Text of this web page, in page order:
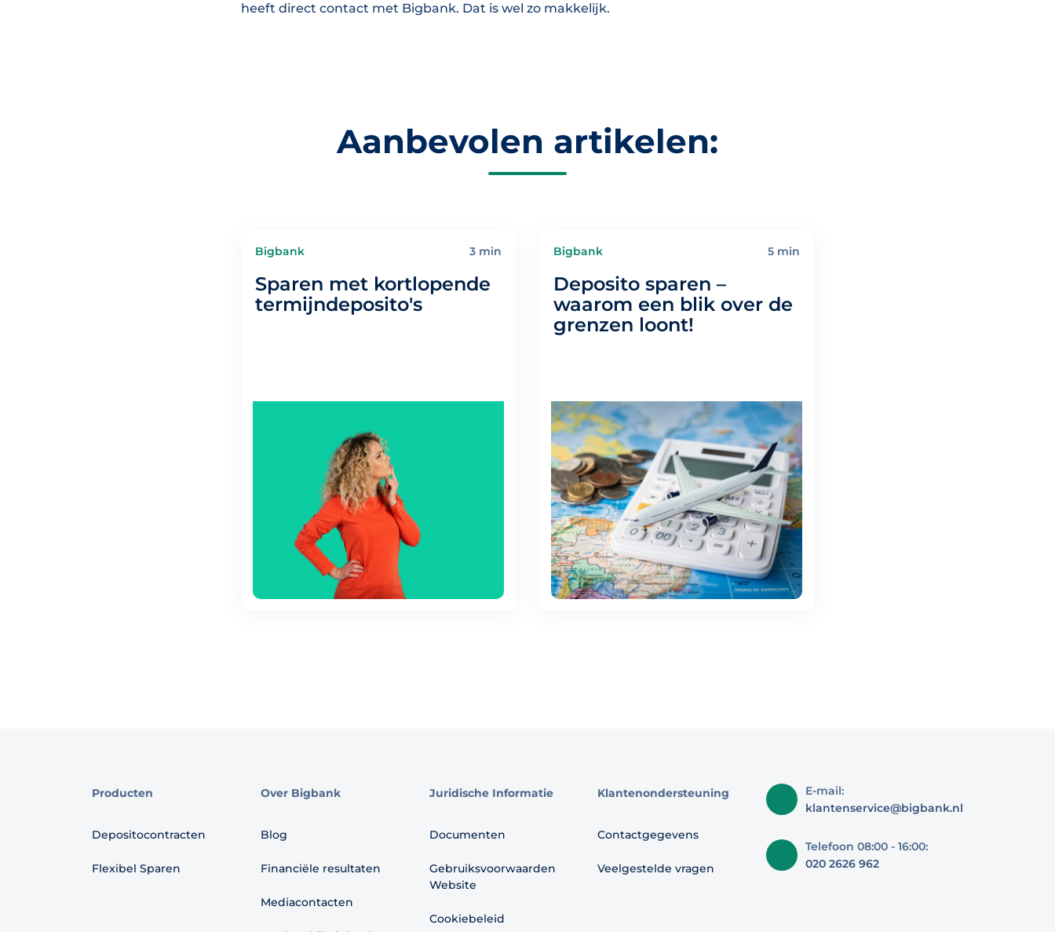
heeft direct contact met Bigbank. Dat is wel zo makkelijk.
Aanbevolen artikelen:
Bigbank 3 min
Sparen met kortlopende
termijndeposito's
Bigbank 5 min
Deposito sparen –
waarom een blik over de
grenzen loont!
Producten
Depositocontracten
Flexibel Sparen
Over Bigbank
Blog
Financiële resultaten
Mediacontacten
Juridische Informatie
Documenten
Gebruiksvoorwaarden
Website
Cookiebeleid
Klantenondersteuning
Contactgegevens
Veelgestelde vragen
E-mail:
klantenservice@bigbank.nl
Telefoon 08:00 - 16:00:
020 2626 962